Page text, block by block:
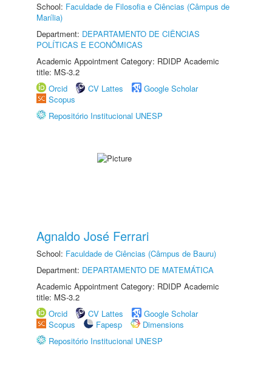
School: Faculdade de Filosofia e Ciências (Câmpus de
Marília)
Department: DEPARTAMENTO DE CIÊNCIAS
POLÍTICAS E ECONÔMICAS
Academic Appointment Category: RDIDP Academic
title: MS-3.2
Orcid
CV Lattes
Google Scholar
Scopus
Repositório Institucional UNESP
Agnaldo José Ferrari
School: Faculdade de Ciências (Câmpus de Bauru)
Department: DEPARTAMENTO DE MATEMÁTICA
Academic Appointment Category: RDIDP Academic
title: MS-3.2
Orcid
CV Lattes
Google Scholar
Scopus
Fapesp
Dimensions
Repositório Institucional UNESP